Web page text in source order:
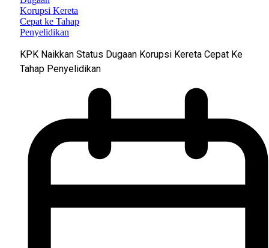
KPK Naikkan Status Dugaan Korupsi Kereta Cepat Ke
Tahap Penyelidikan